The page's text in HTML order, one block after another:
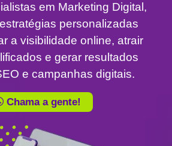
em Marketing Digital,
personalizadas
a visibilidade online, atrair
e gerar resultados
e campanhas digitais.
Chama a gente!